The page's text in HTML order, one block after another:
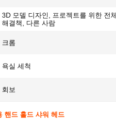
3D 모델 디자인, 프로젝트를 위한 전체
해결책, 다른 사람
크롬
욕실 세척
회보
핸드 홀드 샤워 헤드